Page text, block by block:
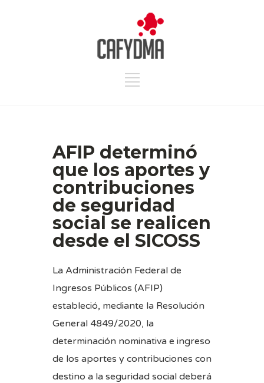
AFIP determinó
que los aportes y
contribuciones
de seguridad
social se realicen
desde el SICOSS
La Administración Federal de
Ingresos Públicos (AFIP)
estableció, mediante la Resolución
General 4849/2020, la
determinación nominativa e ingreso
de los aportes y contribuciones con
destino a la seguridad social deberá